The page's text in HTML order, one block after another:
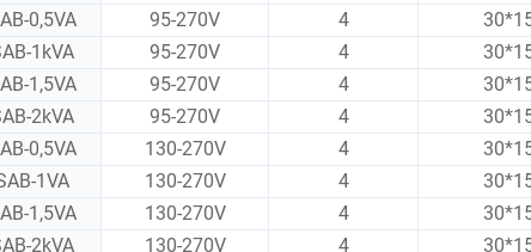
0,5VA 95-270V 4
1kVA
95-270V 4
1,5VA
95-270V 4
2kVA
95-270V 4
0,5VA
130-270V 4
1VA
130-270V 4
1,5VA
130-270V 4
2kVA
130-270V 4